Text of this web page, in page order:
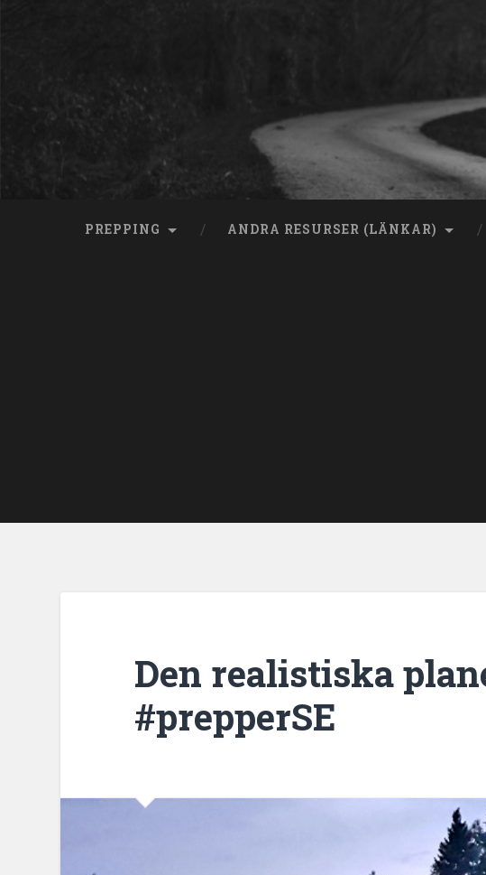
PREPPING ANDRA RESURSER (LÄNKAR)
Den realistiska
#prepperSE